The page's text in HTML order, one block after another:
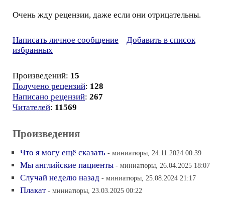
Очень жду рецензии, даже если они отрицательны.
Написать личное сообщение
Добавить в список
избранных
Произведений: 15
Получено рецензий: 128
Написано рецензий: 267
Читателей: 11569
Произведения
Что я могу ещё сказать - миниатюры, 24.11.2024 00:39
Мы английские пациенты - миниатюры, 26.04.2025 18:07
Случай неделю назад - миниатюры, 25.08.2024 21:17
Плакат - миниатюры, 23.03.2025 00:22